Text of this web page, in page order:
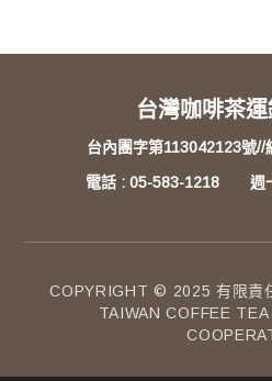
台灣咖啡茶
台內團字第113042123號//
電話 : 05-583-1218 週
COPYRIGHT © 2025 有限責
TAIWAN COFFEE